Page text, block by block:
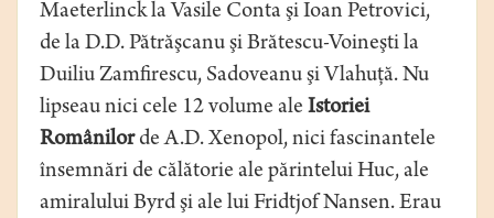
Maeterlinck la Vasile Conta şi Ioan Petrovici,
de la D.D. Pătrăşcanu şi Brătescu-Voineşti la
Duiliu Zamfirescu, Sadoveanu şi Vlahuţă. Nu
lipseau nici cele 12 volume ale Istoriei
Românilorde A.D. Xenopol, nici fascinantele
însemnări de călătorie ale părintelui Huc, ale
amiralului Byrd şi ale lui Fridtjof Nansen. Erau